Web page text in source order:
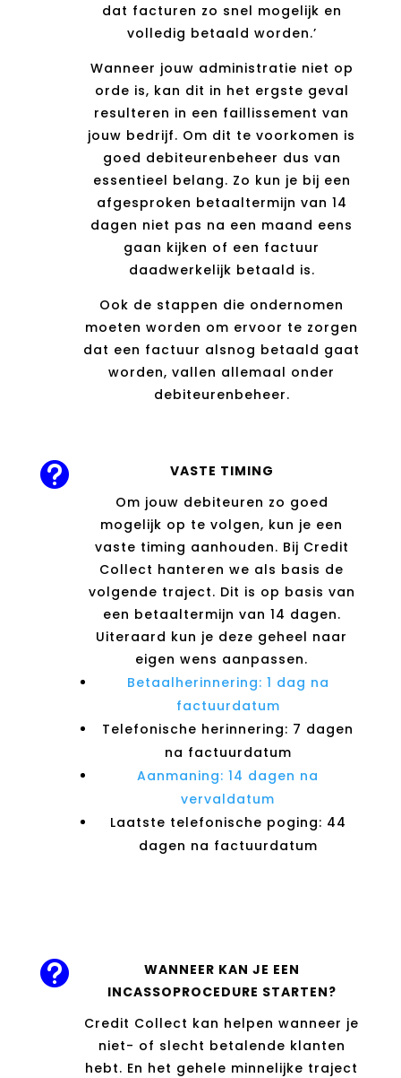
dat facturen zo snel mogelijk en
volledig betaald worden.’
Wanneer jouw administratie niet op
orde is, kan dit in het ergste geval
resulteren in een faillissement van
jouw bedrijf. Om dit te voorkomen is
goed debiteurenbeheer dus van
essentieel belang. Zo kun je bij een
afgesproken betaaltermijn van 14
dagen niet pas na een maand eens
gaan kijken of een factuur
daadwerkelijk betaald is.
Ook de stappen die ondernomen
moeten worden om ervoor te zorgen
dat een factuur alsnog betaald gaat
worden, vallen allemaal onder
debiteurenbeheer.

VASTE TIMING
Om jouw debiteuren zo goed
mogelijk op te volgen, kun je een
vaste timing aanhouden. Bij Credit
Collect hanteren we als basis de
volgende traject. Dit is op basis van
een betaaltermijn van 14 dagen.
Uiteraard kun je deze geheel naar
eigen wens aanpassen.
Betaalherinnering: 1 dag na
factuurdatum
Telefonische herinnering: 7 dagen
na factuurdatum
Aanmaning: 14 dagen na
vervaldatum
Laatste telefonische poging: 44
dagen na factuurdatum

WANNEER KAN JE EEN
INCASSOPROCEDURE STARTEN?
Credit Collect kan helpen wanneer je
niet- of slecht betalende klanten
hebt. En het gehele minnelijke traject